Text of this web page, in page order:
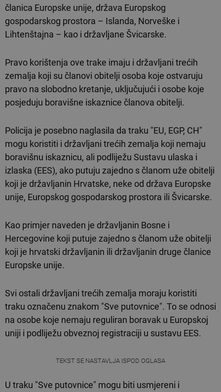
članica Europske unije, država Europskog
gospodarskog prostora – Islanda, Norveške i
Lihtenštajna – kao i državljane Švicarske.
Pravo korištenja ove trake imaju i državljani trećih
zemalja koji su članovi obitelji osoba koje ostvaruju
pravo na slobodno kretanje, uključujući i osobe koje
posjeduju boravišne iskaznice članova obitelji.
Policija je posebno naglasila da traku "EU, EGP, CH"
mogu koristiti i državljani trećih zemalja koji nemaju
boravišnu iskaznicu, ali podliježu Sustavu ulaska i
izlaska (EES), ako putuju zajedno s članom uže obitelji
koji je državljanin Hrvatske, neke od država Europske
unije, Europskog gospodarskog prostora ili Švicarske.
Kao primjer naveden je državljanin Bosne i
Hercegovine koji putuje zajedno s članom uže obitelji
koji je hrvatski državljanin ili državljanin druge članice
Europske unije.
Svi ostali državljani trećih zemalja moraju koristiti
traku označenu znakom "Sve putovnice". To se odnosi
na osobe koje nemaju reguliran boravak u Europskoj
uniji i podliježu obveznoj registraciji u sustavu EES.
TEKST SE NASTAVLJA ISPOD OGLASA
U traku "Sve putovnice" mogu biti usmjereni i